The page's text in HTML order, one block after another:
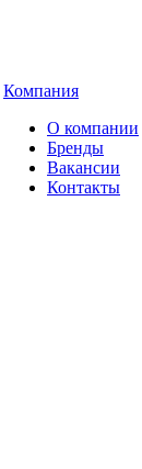
Компания
О компании
Бренды
Вакансии
Контакты